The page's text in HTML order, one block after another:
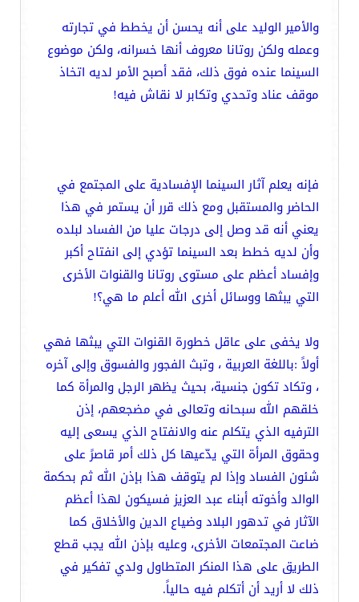
والأمير الوليد على أنه يحسن أن يخطط في تجارته
وعمله ولكن روتانا معروف أنها خسرانه، ولكن موضوع
السينما عنده فوق ذلك، فقد أصبح الأمر لديه اتخاذ
موقف عناد وتحدي وتكابر لا نقاش فيه!
فإنه يعلم آثار السينما الإفسادية على المجتمع في
الحاضر والمستقبل ومع ذلك قرر أن يستمر في هذا
يعني أنه قد وصل إلى درجات عليا من الفساد لبلده
وأن لديه خطط بعد السينما تؤدي إلى انفتاح أكبر
وإفساد أعظم على مستوى روتانا والقنوات الأخرى
التي يبثها ووسائل أخرى الله أعلم ما هي؟!
ولا يخفى على عاقل خطورة القنوات التي يبثها فهي
أولاً :باللغة العربية ، وتبث الفجور والفسوق وإلى آخره
، وتكاد تكون جنسية، بحيث يظهر الرجل والمرأة كما
خلقهم الله سبحانه وتعالى في مضجعهم، إذن
الترفيه الذي يتكلم عنه والانفتاح الذي يسعى إليه
وحقوق المرأة التي يدّعيها كل ذلك أمر قاصرً على
شئون الفساد وإذا لم يتوقف هذا بإذن الله ثم بحكمة
الوالد وأخوته أبناء عبد العزيز فسيكون لهذا أعظم
الآثار في تدهور البلاد وضياع الدين والأخلاق كما
ضاعت المجتمعات الأخرى، وعليه بإذن الله يجب قطع
الطريق على هذا المنكر المتطاول ولدي تفكير في
ذلك لا أريد أن أتكلم فيه حالياً.